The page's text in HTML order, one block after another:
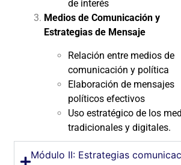
de interés
Medios de Comunicación y
Estrategias de Mensaje
Relación entre medios de
comunicación y política
Elaboración de mensajes
políticos efectivos
Uso estratégico de los
tradicionales y digitales.
Módulo II: Estrategias